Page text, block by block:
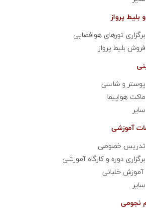
برگزاری تورهای هوافضایی
فروش بلیط پرواز
پوستر و شاسی
ماکت هواپیما
سایر
تدریس خصوصی
برگزاری دوره و کارگاه آموزشی
آموزش خلبانی
سایر